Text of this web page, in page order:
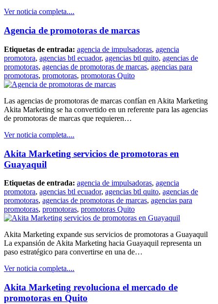
Ver noticia completa....
Agencia de promotoras de marcas
Etiquetas de entrada: agencia de impulsadoras, agencia
promotora, agencias btl ecuador, agencias btl quito, agencias de
promotoras, agencias de promotoras de marcas, agencias para
promotoras, promotoras, promotoras Quito
Las agencias de promotoras de marcas confían en Akita Marketing
Akita Marketing se ha convertido en un referente para las agencias
de promotoras de marcas que requieren…
Ver noticia completa....
Akita Marketing servicios de promotoras en
Guayaquil
Etiquetas de entrada: agencia de impulsadoras, agencia
promotora, agencias btl ecuador, agencias btl quito, agencias de
promotoras, agencias de promotoras de marcas, agencias para
promotoras, promotoras, promotoras Quito
Akita Marketing expande sus servicios de promotoras a Guayaquil
La expansión de Akita Marketing hacia Guayaquil representa un
paso estratégico para convertirse en una de…
Ver noticia completa....
Akita Marketing revoluciona el mercado de
promotoras en Quito